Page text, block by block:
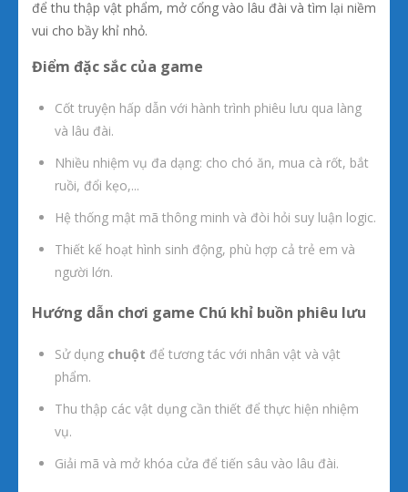
để thu thập vật phẩm, mở cổng vào lâu đài và tìm lại niềm
vui cho bầy khỉ nhỏ.
Điểm đặc sắc của game
Cốt truyện hấp dẫn với hành trình phiêu lưu qua làng
và lâu đài.
Nhiều nhiệm vụ đa dạng: cho chó ăn, mua cà rốt, bắt
ruồi, đổi kẹo,...
Hệ thống mật mã thông minh và đòi hỏi suy luận logic.
Thiết kế hoạt hình sinh động, phù hợp cả trẻ em và
người lớn.
Hướng dẫn chơi game Chú khỉ buồn phiêu lưu
Sử dụng chuột để tương tác với nhân vật và vật
phẩm.
Thu thập các vật dụng cần thiết để thực hiện nhiệm
vụ.
Giải mã và mở khóa cửa để tiến sâu vào lâu đài.